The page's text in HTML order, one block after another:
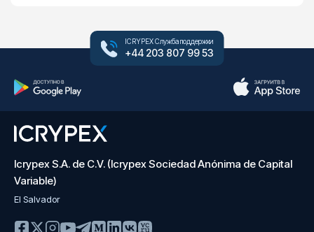
ICRYPEX Служба поддержки
+44 203 807 99 53
Icrypex S.A. de C.V. (Icrypex Sociedad Anónima de Capital
Variable)
El Salvador